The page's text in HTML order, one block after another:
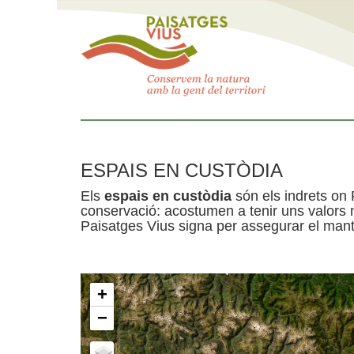
ESPAIS EN CUSTÒDIA
Els espais en custòdia són els indrets on
conservació: acostumen a tenir uns
Paisatges Vius signa per assegurar el
+
−